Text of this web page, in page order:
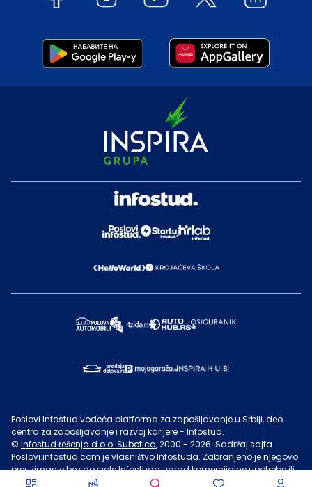
Poslovi Infostud vodeća platforma za zapošljavanje u Srbiji, deo
centra za zapošljavanje i razvoj karijere - Infostud.
© Infostud rešenja d.o.o. Subotica, 2000 - 2026. Sadržaj sajta
Poslovi.infostud.com je vlasništvoInfostuda. Zabranjeno je njegovo
preuzimanje bez dozvoleInfostuda, zarad komercijalne upotrebe ili
u druge svrhe, osim za lične potrebe posetilaca sajta.